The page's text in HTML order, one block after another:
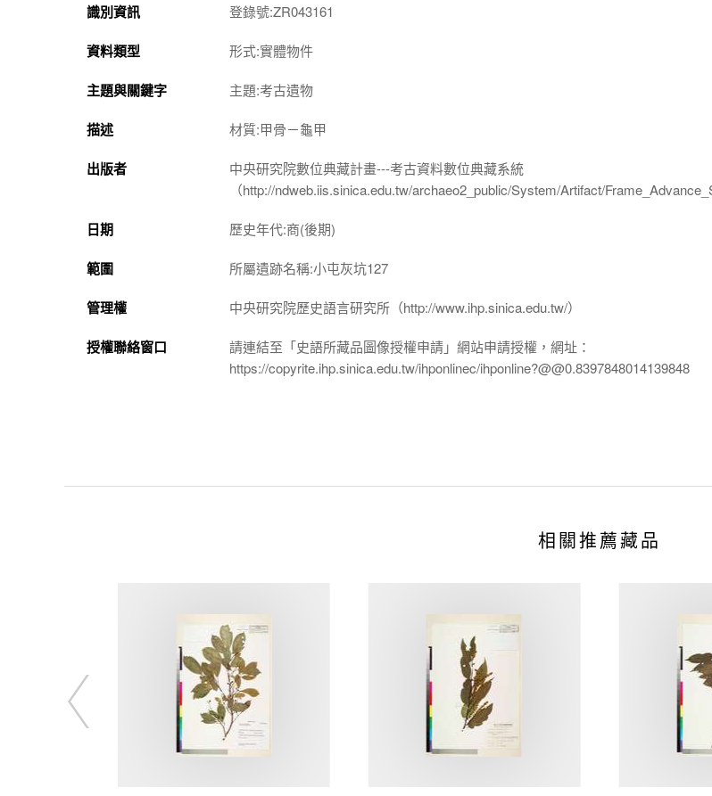
識別資訊 登錄號:ZR043161
資料類型 形式:實體物件
主題與關鍵字 主題:考古遺物
描述 材質:甲骨－龜甲
出版者
中央研究院數位典藏計畫---考古資料數位典藏系統
（http://ndweb.iis.sinica.edu.tw/archaeo2_public/System/Artifact/
日期 歷史年代:商(後期)
範圍 所屬遺跡名稱:小屯灰坑127
管理權 中央研究院歷史語言研究所（http://www.ihp.sinica.edu.tw/）
授權聯絡窗口
請連結至「史語所藏品圖像授權申請」網站申請授權，網址：
https://copyrite.ihp.sinica.edu.tw/ihponlinec/ihponline?@@0.8397848014139848
相關推薦藏品